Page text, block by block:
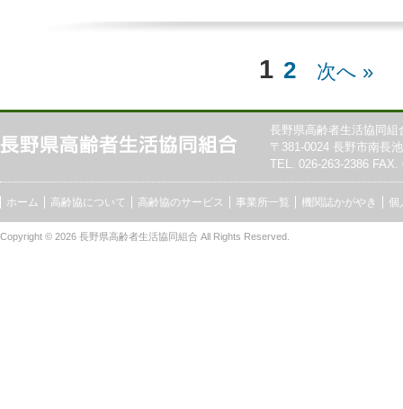
1 2 次へ »
長野県高齢者生活協同組
〒381-0024 長野市南長
TEL. 026-263-2386 FAX.
ホーム 高齢協について 高齢協のサービス 事業所一覧 機関誌かがやき 個
Copyright © 2026 長野県高齢者生活協同組合 All Rights Reserved.